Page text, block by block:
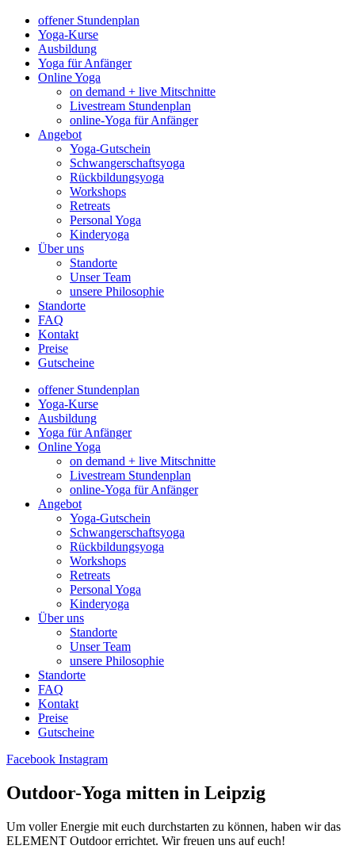
offener Stundenplan
Yoga-Kurse
Ausbildung
Yoga für Anfänger
Online Yoga
on demand + live Mitschnitte
Livestream Stundenplan
online-Yoga für Anfänger
Angebot
Yoga-Gutschein
Schwangerschaftsyoga
Rückbildungsyoga
Workshops
Retreats
Personal Yoga
Kinderyoga
Über uns
Standorte
Unser Team
unsere Philosophie
Standorte
FAQ
Kontakt
Preise
Gutscheine
offener Stundenplan
Yoga-Kurse
Ausbildung
Yoga für Anfänger
Online Yoga
on demand + live Mitschnitte
Livestream Stundenplan
online-Yoga für Anfänger
Angebot
Yoga-Gutschein
Schwangerschaftsyoga
Rückbildungsyoga
Workshops
Retreats
Personal Yoga
Kinderyoga
Über uns
Standorte
Unser Team
unsere Philosophie
Standorte
FAQ
Kontakt
Preise
Gutscheine
Facebook Instagram
Outdoor-Yoga mitten in Leipzig
Um voller Energie mit euch durchstarten zu können, haben wir das
ELEMENT Outdoor errichtet. Wir freuen uns auf euch!